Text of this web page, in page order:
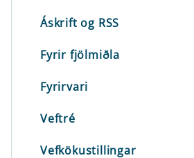
Áskrift og RSS
Fyrir fjölmiðla
Fyrirvari
Veftré
Vefkökustillingar